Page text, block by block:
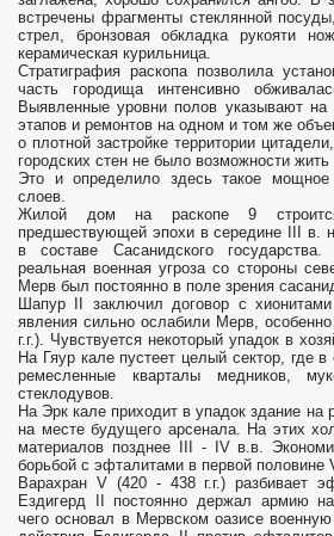
встречены фрагменты стеклянной
стрел, бронзовая обкладка рукояти
керамическая курильница.
Стратиграфия раскопа позволила
часть городища интенсивно
Выявленные уровни полов указывают на
этапов и ремонтов на одном и том же
о плотной застройке территории
городских стен не было возможности жить
Это и определило здесь такое мощное
слоев.
Жилой дом на раскопе 9
предшествующей эпохи в середине III в.
в составе Сасанидского
реальная военная угроза со стороны
Мерв был постоянно в поле зрения
Шапур II заключил договор с
явления сильно ослабили Мерв,
г.г.). Чувствуется некоторый упадок в
На Гяур кале пустеет целый сектор, где
ремесленные кварталы медников,
стеклодувов.
На Эрк кале приходит в упадок здание на
на месте будущего арсенала. На этих
материалов позднее III - IV в.в.
борьбой с эфталитами в первой половине
Варахран V (420 - 438 г.г.) разбивает
Ездигерд II постоянно держал армию
чего основал в Мервском оазисе